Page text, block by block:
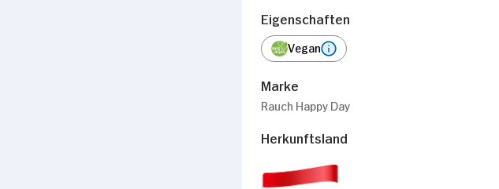
Eigenschaften
Vegan
Marke
Rauch Happy Day
Herkunftsland